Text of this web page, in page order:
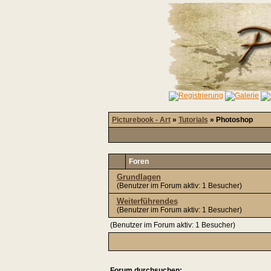
Picturebook - Art» Tutorials » Photoshop
Foren
Grundlagen
(Benutzer im Forum aktiv: 1 Besucher)
Weiterführendes
(Benutzer im Forum aktiv: 1 Besucher)
(Benutzer im Forum aktiv: 1 Besucher)